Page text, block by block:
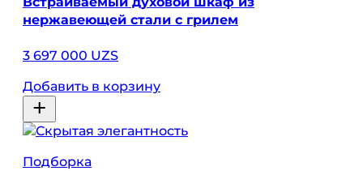
нержавеющей стали с грилем
3 697 000 UZS
Добавить в корзину
Подборка